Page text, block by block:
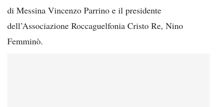
di Messina Vincenzo Parrino e il presidente
dell’Associazione Roccaguelfonia Cristo Re, Nino
Femminò.